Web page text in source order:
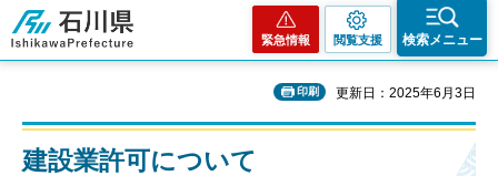
石川県
緊急情報 閲覧支援 検索メニュー
印刷 更新日：2025年6月3日
建設業許可について